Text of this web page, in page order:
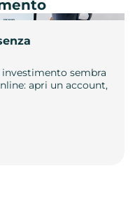
investimento sembra
apri un account,